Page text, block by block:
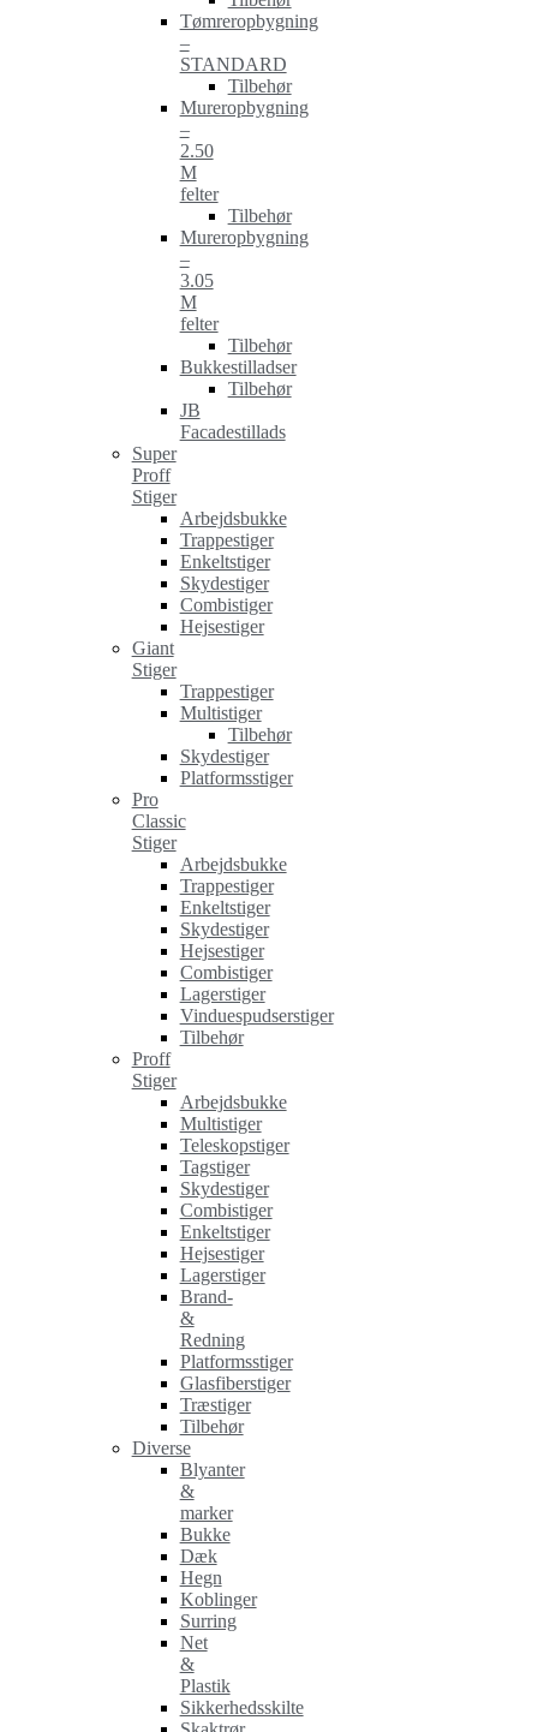
Tømreropbygning
–
STANDARD
Tilbehør
Mureropbygning
–
2.50
M
felter
Tilbehør
Mureropbygning
–
3.05
M
felter
Tilbehør
Bukkestilladser
Tilbehør
JB
Facadestillads
Super
Proff
Stiger
Arbejdsbukke
Trappestiger
Enkeltstiger
Skydestiger
Combistiger
Hejsestiger
Giant
Stiger
Trappestiger
Multistiger
Tilbehør
Skydestiger
Platformsstiger
Pro
Classic
Stiger
Arbejdsbukke
Trappestiger
Enkeltstiger
Skydestiger
Hejsestiger
Combistiger
Lagerstiger
Vinduespudserstiger
Tilbehør
Proff
Stiger
Arbejdsbukke
Multistiger
Teleskopstiger
Tagstiger
Skydestiger
Combistiger
Enkeltstiger
Hejsestiger
Lagerstiger
Brand-
&
Redning
Platformsstiger
Glasfiberstiger
Træstiger
Tilbehør
Diverse
Blyanter
&
marker
Bukke
Dæk
Hegn
Koblinger
Surring
Net
&
Plastik
Sikkerhedsskilte